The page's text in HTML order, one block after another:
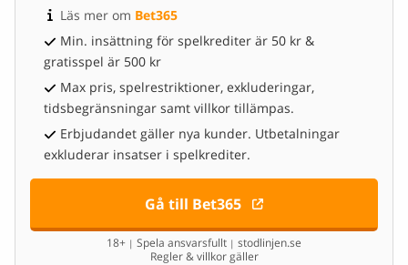
Läs mer om Bet365
Min. insättning för spelkrediter är 50 kr &
gratisspel är 500 kr
Max pris, spelrestriktioner, exkluderingar,
tidsbegränsningar samt villkor tillämpas.
Erbjudandet gäller nya kunder. Utbetalningar
exkluderar insatser i spelkrediter.
Gå till Bet365
18+ | Spela ansvarsfullt | stodlinjen.se
Regler & villkor gäller